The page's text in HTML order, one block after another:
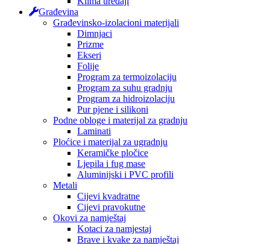
Građevina
Građevinsko-izolacioni materijali
Dimnjaci
Prizme
Ekseri
Folije
Program za termoizolaciju
Program za suhu gradnju
Program za hidroizolaciju
Pur pjene i silikoni
Podne obloge i materijal za gradnju
Laminati
Ploćice i materijal za ugradnju
Keramičke pločice
Ljepila i fug mase
Aluminijski i PVC profili
Metali
Cijevi kvadratne
Cijevi pravokutne
Okovi za namještaj
Kotaci za namjestaj
Brave i kvake za namještaj